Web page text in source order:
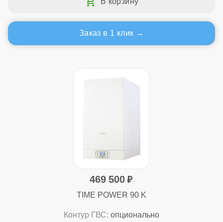
Заказ в 1 клик
469 500
TIME POWER 90 K
Контур ГВС: опционально